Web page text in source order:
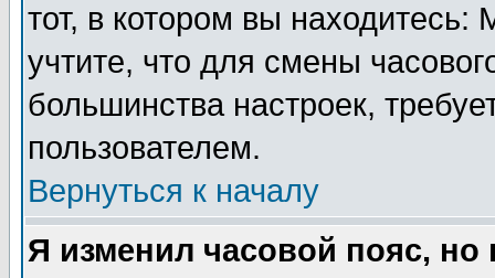
тот, в котором вы
учтите, что для смены
большинства настроек,
пользователем.
Вернуться к началу
Я изменил часовой пояс,